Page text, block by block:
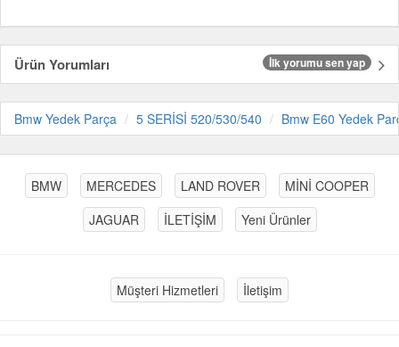
Ürün Yorumları İlk yorumu sen yap
Bmw Yedek Parça 5 SERİSİ 520/530/540 Bmw E60 Yedek
BMW MERCEDES LAND ROVER
MİNİ COOPER
JAGUAR
İLETİŞİM Yeni Ürünler
Müşteri Hizmetleri İletişim